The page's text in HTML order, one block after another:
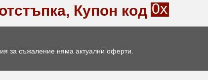
Купон код 0x
за съжаление няма актуални оферти.